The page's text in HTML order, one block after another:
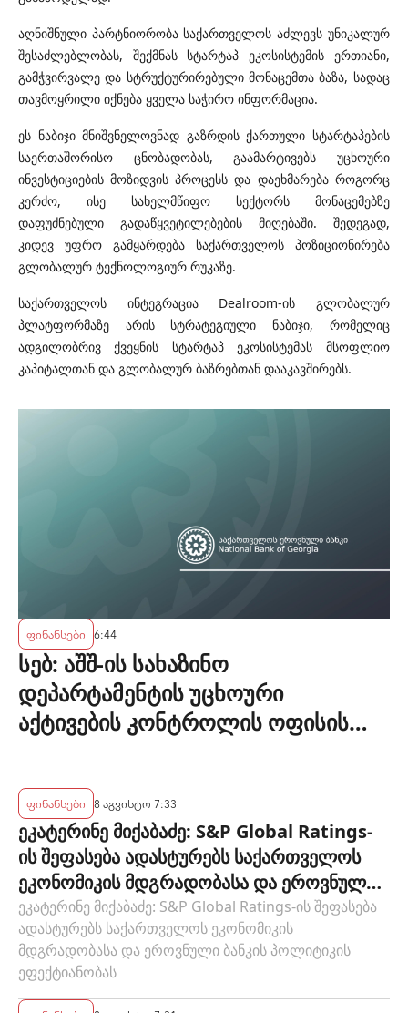
აღნიშნული პარტნიორობა საქართველოს აძლევს უნიკალურ
შესაძლებლობას, შექმნას სტარტაპ ეკოსისტემის ერთიანი,
გამჭვირვალე და სტრუქტურირებული მონაცემთა ბაზა, სადაც
თავმოყრილი იქნება ყველა საჭირო ინფორმაცია.
ეს ნაბიჯი მნიშვნელოვნად გაზრდის ქართული სტარტაპების
საერთაშორისო ცნობადობას, გაამარტივებს უცხოური
ინვესტიციების მოზიდვის პროცესს და დაეხმარება როგორც
კერძო, ისე სახელმწიფო სექტორს მონაცემებზე
დაფუძნებული გადაწყვეტილებების მიღებაში. შედეგად,
კიდევ უფრო გამყარდება საქართველოს პოზიციონირება
გლობალურ ტექნოლოგიურ რუკაზე.
საქართველოს ინტეგრაცია Dealroom-ის გლობალურ
პლატფორმაზე არის სტრატეგიული ნაბიჯი, რომელიც
ადგილობრივ ქვეყნის სტარტაპ ეკოსისტემას მსოფლიო
კაპიტალთან და გლობალურ ბაზრებთან დააკავშირებს.
ფინანსები 6:44
სებ: აშშ-ის სახაზინო
დეპარტამენტის უცხოური
აქტივების კონტროლის ოფისის
არ წარმოადგენს საქართველოს
ეროვნული ბანკის რეგულირებულ
სუბიექტს
ფინანსები 8 აგვისტო 7:33
ეკატერინე მიქაბაძე: S&P Global Ratings-
ის შეფასება ადასტურებს საქართველოს
ეკონომიკის მდგრადობასა და ეროვნული
ბანკის პოლიტიკის ეფექტიანობას
ეკატერინე მიქაბაძე: S&P Global Ratings-ის შეფასება
ადასტურებს საქართველოს ეკონომიკის
მდგრადობასა და ეროვნული ბანკის პოლიტიკის
ეფექტიანობას